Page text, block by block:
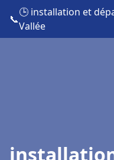
📞
🕒 installation et
Vallée